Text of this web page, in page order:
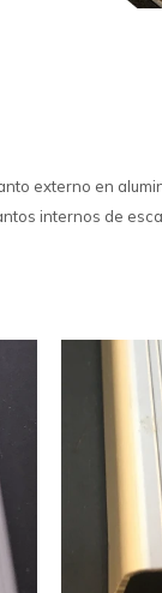
externo en
internos de